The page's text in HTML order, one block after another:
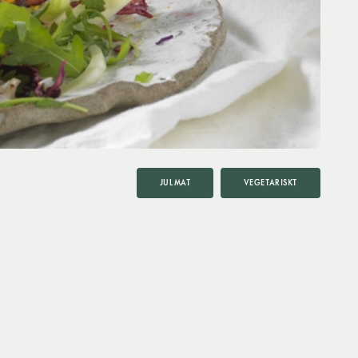
JULMAT VEGETARISKT